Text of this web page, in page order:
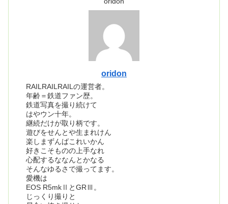
oridon
RAILRAILRAILの運営者。
年齢＝鉄道ファン歴。
鉄道写真を撮り続けて
はやウン十年。
継続だけが取り柄です。
遊びをせんとや生まれけん
楽しまずんばこれいかん
好きこそものの上手なれ
心配するななんとかなる
そんなゆるさで撮ってます。
愛機は
EOS R5mkⅡとGRⅢ。
じっくり撮りと